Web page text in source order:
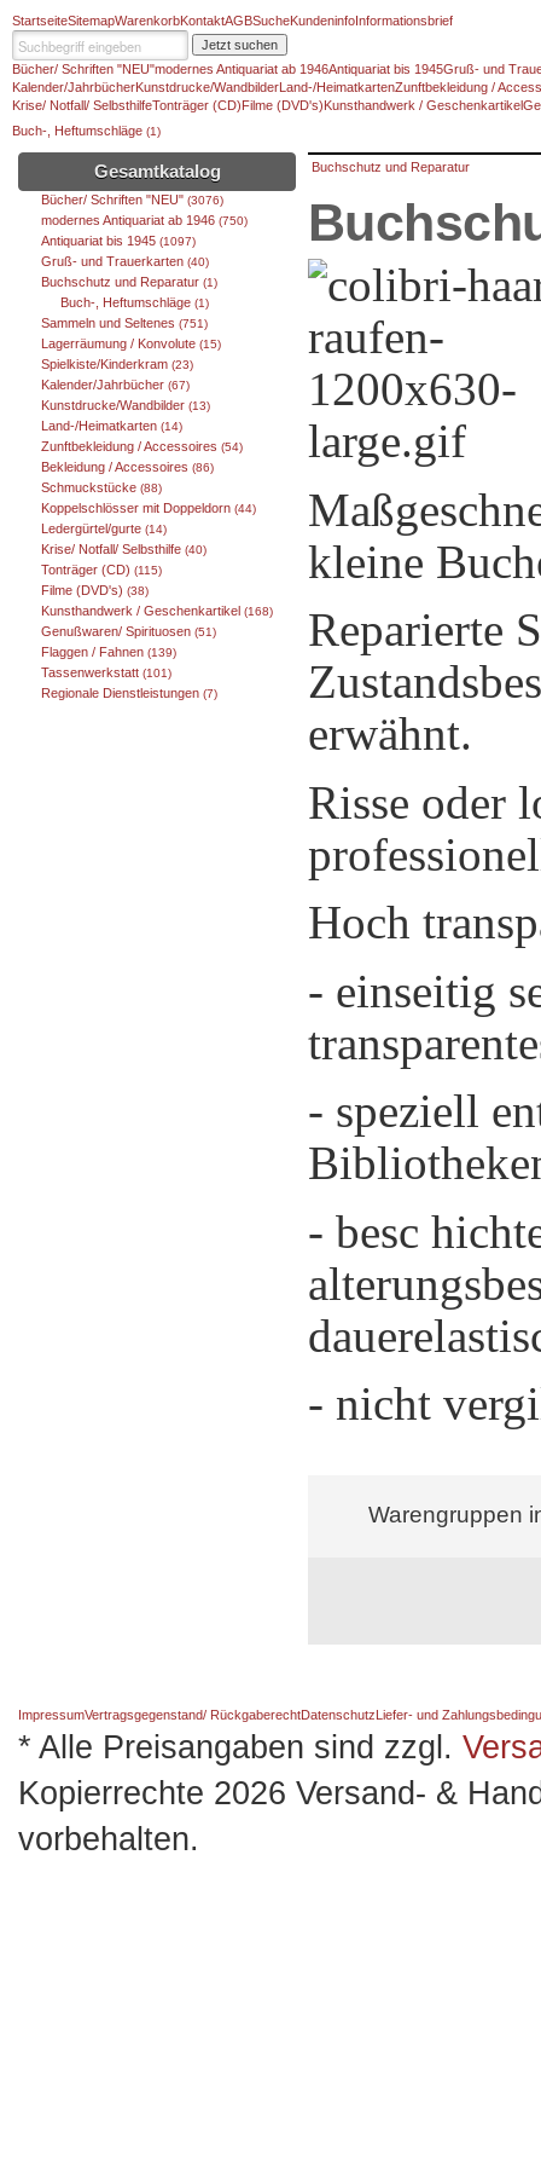
StartseiteSitemapWarenkorbKontaktAGBSucheKundeninfoInformationsbrief
Jetzt suchen
Bücher/ Schriften "NEU"modernes Antiquariat ab 1946Antiquariat bis 1945Gruß- und
Kalender/JahrbücherKunstdrucke/Wandbilder Land-/HeimatkartenZunftbekleidung /
Krise/ Notfall/ SelbsthilfeTonträger (CD) Filme (DVD's) Kunsthandwerk / Geschenkartikel
Buch-, Heftumschläge (1)
Gesamtkatalog
Bücher/ Schriften "NEU" (3076)
modernes Antiquariat ab 1946 (750)
Antiquariat bis 1945 (1097)
Gruß- und Trauerkarten (40)
Buchschutz und Reparatur (1)
Buch-, Heftumschläge (1)
Sammeln und Seltenes (751)
Lagerräumung / Konvolute (15)
Spielkiste/Kinderkram (23)
Kalender/Jahrbücher (67)
Kunstdrucke/Wandbilder (13)
Land-/Heimatkarten (14)
Zunftbekleidung / Accessoires (54)
Bekleidung / Accessoires (86)
Schmuckstücke (88)
Koppelschlösser mit Doppeldorn (44)
Ledergürtel/gurte (14)
Krise/ Notfall/ Selbsthilfe (40)
Tonträger (CD) (115)
Filme (DVD's) (38)
Kunsthandwerk / Geschenkartikel (168)
Genußwaren/ Spirituosen (51)
Flaggen / Fahnen (139)
Tassenwerkstatt (101)
Regionale Dienstleistungen (7)
Buchschutz und Reparatur
kleine
Reparierte
erwähnt.
Risse oder
Hoch
- einseitig
- speziell
- besc
- nicht
Warengruppen
ImpressumVertragsgegenstand/ RückgaberechtDatenschutz Liefer- und
* Alle Preisangaben sind zzgl.
Kopierrechte 2026 Versand- &
vorbehalten.